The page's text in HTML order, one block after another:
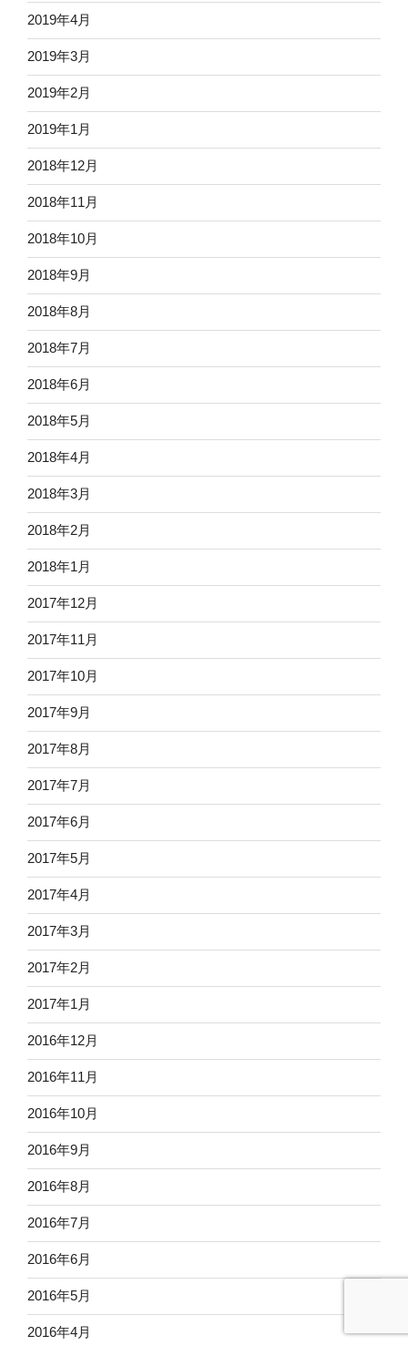
2019年4月
2019年3月
2019年2月
2019年1月
2018年12月
2018年11月
2018年10月
2018年9月
2018年8月
2018年7月
2018年6月
2018年5月
2018年4月
2018年3月
2018年2月
2018年1月
2017年12月
2017年11月
2017年10月
2017年9月
2017年8月
2017年7月
2017年6月
2017年5月
2017年4月
2017年3月
2017年2月
2017年1月
2016年12月
2016年11月
2016年10月
2016年9月
2016年8月
2016年7月
2016年6月
2016年5月
2016年4月